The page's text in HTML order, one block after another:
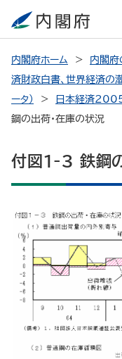
内閣府ホーム 内閣府
済財政白書、世界経済の
ータ）
日本経済
鋼の出荷・在庫の状況
付図1-3 鉄鋼